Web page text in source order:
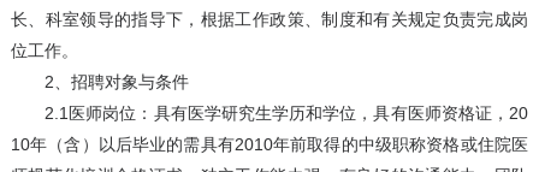
长、科室领导的指导下，根据工作政策、制度和有关规定负责完成岗
位工作。
2、招聘对象与条件
2.1医师岗位：具有医学研究生学历和学位，具有医师资格证，20
10年（含）以后毕业的需具有2010年前取得的中级职称资格或住院医